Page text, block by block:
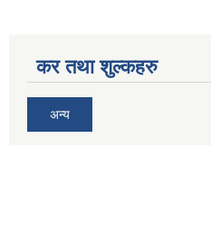
कर तथा शुल्कहरु
अन्य